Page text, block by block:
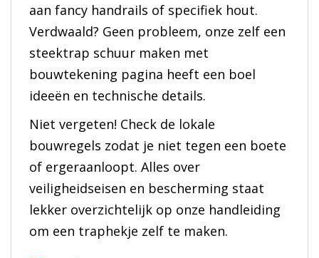
aan fancy handrails of specifiek hout.
Verdwaald? Geen probleem, onze zelf een
steektrap schuur maken met
bouwtekening pagina heeft een boel
ideeën en technische details.
Niet vergeten! Check de lokale
bouwregels zodat je niet tegen een boete
of ergeraanloopt. Alles over
veiligheidseisen en bescherming staat
lekker overzichtelijk op onze handleiding
om een traphekje zelf te maken.